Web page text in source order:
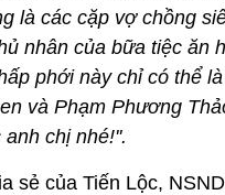
là các cặp vợ chồng
nhân của bữa tiệc ăn
phới này chỉ có thể
và Phạm Phương
chị nhé!''.
sẻ của Tiến Lộc,